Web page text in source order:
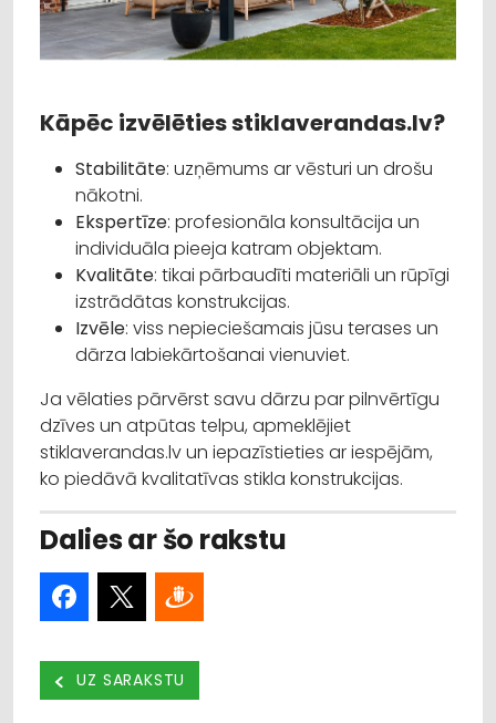
Kāpēc izvēlēties stiklaverandas.lv?
Stabilitāte: uzņēmums ar vēsturi un drošu
nākotni.
Ekspertīze: profesionāla konsultācija un
individuāla pieeja katram objektam.
Kvalitāte: tikai pārbaudīti materiāli un rūpīgi
izstrādātas konstrukcijas.
Izvēle: viss nepieciešamais jūsu terases un
dārza labiekārtošanai vienuviet.
Ja vēlaties pārvērst savu dārzu par pilnvērtīgu
dzīves un atpūtas telpu, apmeklējiet
stiklaverandas.lv un iepazīstieties ar iespējām,
ko piedāvā kvalitatīvas stikla konstrukcijas.
Dalies ar šo rakstu
UZ SARAKSTU